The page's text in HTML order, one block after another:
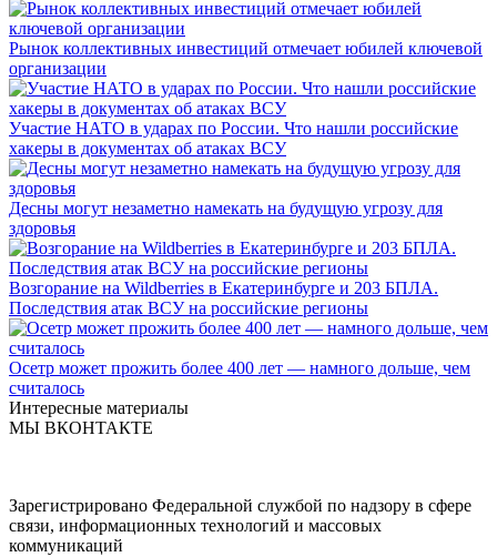
Рынок коллективных инвестиций отмечает юбилей ключевой
организации
Участие НАТО в ударах по России. Что нашли российские
хакеры в документах об атаках ВСУ
Десны могут незаметно намекать на будущую угрозу для
здоровья
Возгорание на Wildberries в Екатеринбурге и 203 БПЛА.
Последствия атак ВСУ на российские регионы
Осетр может прожить более 400 лет — намного дольше, чем
считалось
Интересные материалы
МЫ ВКОНТАКТЕ
Зарегистрировано Федеральной службой по надзору в сфере
связи, информационных технологий и массовых
коммуникаций